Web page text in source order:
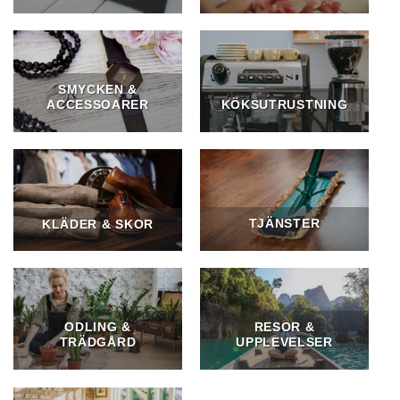
SMYCKEN &
ACCESSOARER
KÖKSUTRUSTNING
KLÄDER & SKOR TJÄNSTER
ODLING &
TRÄDGÅRD
RESOR &
UPPLEVELSER